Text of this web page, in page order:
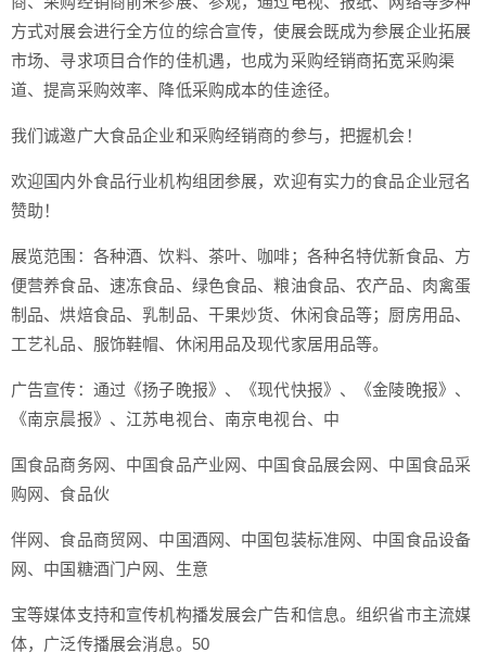
方式对展会进行全方位的综合宣传，使展会既成为参展企业拓展
市场、寻求项目合作的佳机遇，也成为采购经销商拓宽采购渠
道、提高采购效率、降低采购成本的佳途径。
我们诚邀广大食品企业和采购经销商的参与，把握机会！
欢迎国内外食品行业机构组团参展，欢迎有实力的食品企业冠名
赞助！
展览范围：各种酒、饮料、茶叶、咖啡；各种名特优新食品、方
便营养食品、速冻食品、绿色食品、粮油食品、农产品、肉禽蛋
制品、烘焙食品、乳制品、干果炒货、休闲食品等；厨房用品、
工艺礼品、服饰鞋帽、休闲用品及现代家居用品等。
广告宣传：通过《扬子晚报》、《现代快报》、《金陵晚报》、
《南京晨报》、江苏电视台、南京电视台、中
国食品商务网、中国食品产业网、中国食品展会网、中国食品采
购网、食品伙
伴网、食品商贸网、中国酒网、中国包装标准网、中国食品设备
网、中国糖酒门户网、生意
宝等媒体支持和宣传机构播发展会广告和信息。组织省市主流媒
体，广泛传播展会消息。50